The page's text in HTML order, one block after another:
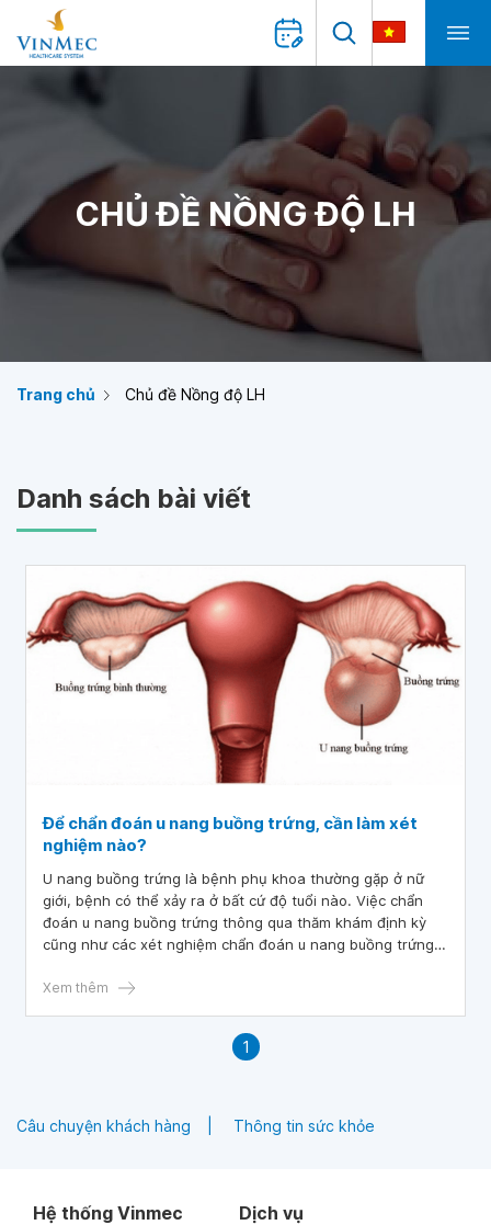
CHỦ ĐỀ NỒNG ĐỘ LH
Trang chủ Chủ đề Nồng độ LH
Danh sách bài viết
Để chẩn đoán u nang buồng trứng, cần làm xét
nghiệm nào?
U nang buồng trứng là bệnh phụ khoa thường gặp ở nữ
giới, bệnh có thể xảy ra ở bất cứ độ tuổi nào. Việc chẩn
đoán u nang buồng trứng thông qua thăm khám định kỳ
cũng như các xét nghiệm chẩn đoán u nang buồng trứng
quả hơn.
Xem thêm
1
Câu chuyện khách hàng Thông tin sức khỏe
Hệ thống Vinmec Dịch vụ